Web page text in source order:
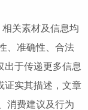
关素材及信息均
、准确性、合法
出于传递更多信息
证实其描述，文章
消费建议及行为